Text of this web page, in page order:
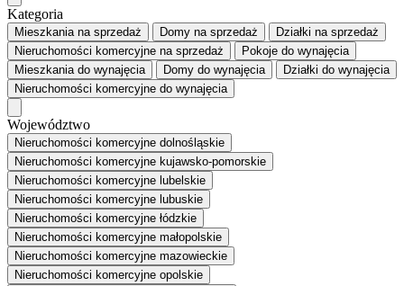
Kategoria
Mieszkaniana sprzedaż Domy na sprzedaż Działki na sprzedaż
Nieruchomości komercyjne na sprzedaż Pokoje do wynajęcia
Mieszkaniado wynajęcia Domy do wynajęcia Działki do wynajęcia
Nieruchomości komercyjne do wynajęcia
Województwo
Nieruchomości komercyjne dolnośląskie
Nieruchomości komercyjne kujawsko-pomorskie
Nieruchomości komercyjne lubelskie
Nieruchomości komercyjne lubuskie
Nieruchomości komercyjne łódzkie
Nieruchomości komercyjne małopolskie
Nieruchomości komercyjne mazowieckie
Nieruchomości komercyjne opolskie